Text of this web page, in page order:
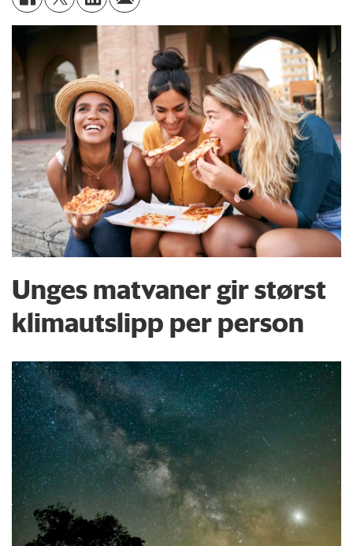
Unges matvaner gir størst
klimautslipp per person